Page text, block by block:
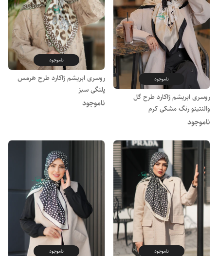
ناموجود
روسری ابریشم ژاکارد طرح گل
والنتینو رنگ مشکی کرم
ناموجود
ناموجود
روسری ابریشم ژاکارد طرح هرمس
پلنگی سبز
ناموجود
ناموجود ناموجود